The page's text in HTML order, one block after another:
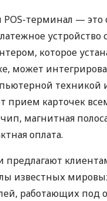
POS-терминал — это
устройство
которое
может
техникой
прием карточек
магнитная
оплата.
предлагают
известных
работающих под